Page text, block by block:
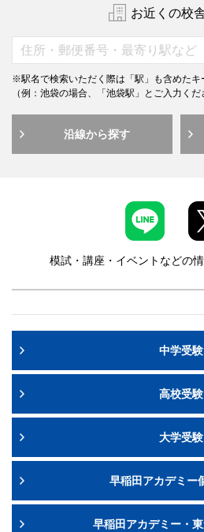
お近くの校
※駅名で検索いただく際は「駅」も含めたキ
（例：池袋の場合、「池袋駅」とご入力くだ
沿線から探す
模試・講座・イベントなどの
中学受験
高校受験
大学受験
早稲田アカデミー
早稲田アカデミー・